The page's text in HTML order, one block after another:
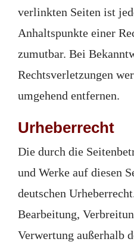
verlinkten Seiten ist
Anhaltspunkte einer
zumutbar. Bei
Rechtsverletzungen
umgehend entfernen.
Urheberrecht
Die durch die
und Werke auf diesen
deutschen
Bearbeitung,
Verwertung außerhalb